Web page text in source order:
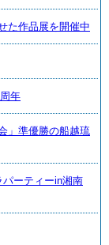
た作品展を開催中
年
」準優勝の船越琉
ーティーin湘南